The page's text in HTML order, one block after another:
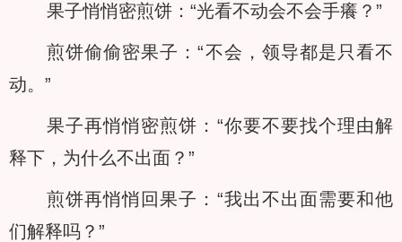
果子悄悄密煎饼：“光看不动会不会手癢？”
煎饼偷偷密果子：“不会，领导都是只看不
动。”
果子再悄悄密煎饼：“你要不要找个理由解
释下，为什么不出面？”
煎饼再悄悄回果子：“我出不出面需要和他
们解释吗？”